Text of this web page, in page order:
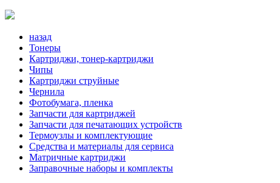
назад
Тонеры
Картриджи, тонер-картриджи
Чипы
Картриджи струйные
Чернила
Фотобумага, пленка
Запчасти для картриджей
Запчасти для печатающих устройств
Термоузлы и комплектующие
Средства и материалы для сервиса
Матричные картриджи
Заправочные наборы и комплекты